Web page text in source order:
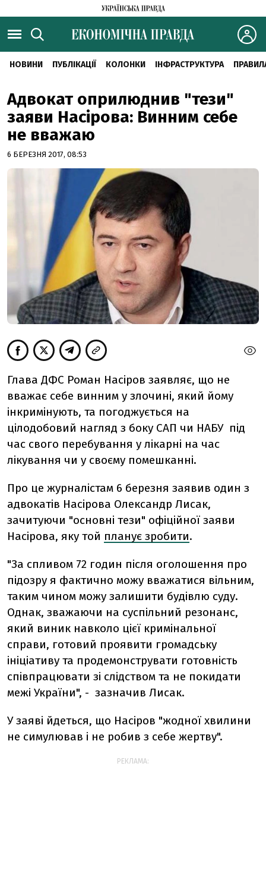
НОВИНИ ПУБЛІКАЦІЇ КОЛОНКИ ІНФРАСТРУКТУРА
Адвокат оприлюднив "тези"
заяви Насірова: Винним себе
не вважаю
6 БЕРЕЗНЯ 2017, 08:53
Глава ДФС Роман Насіров заявляє, що не
вважає себе винним у злочині, який йому
інкримінують, та погоджується на
цілодобовий нагляд з боку САП чи НАБУ під
час свого перебування у лікарні на час
лікування чи у своєму помешканні.
Про це журналістам 6 березня заявив один з
адвокатів Насірова Олександр Лисак,
зачитуючи "основні тези" офіційної заяви
Насірова, яку той планує зробити.
"За спливом 72 годин після оголошення про
підозру я фактично можу вважатися вільним,
таким чином можу залишити будівлю суду.
Однак, зважаючи на суспільний резонанс,
який виник навколо цієї кримінальної
справи, готовий проявити громадську
ініціативу та продемонструвати готовність
співпрацювати зі слідством та не покидати
межі України", - зазначив Лисак.
У заяві йдеться, що Насіров "жодної хвилини
не симулював і не робив з себе жертву".
РЕКЛАМА: